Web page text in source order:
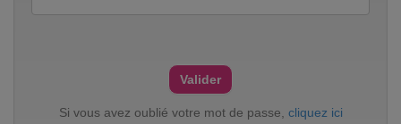
Si vous avez oublié votre mot de passe, cliquez ici